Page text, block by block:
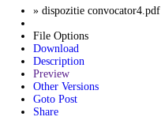
» dispozitie convocator4.pdf
File Options
Download
Description
Preview
Other Versions
Goto Post
Share